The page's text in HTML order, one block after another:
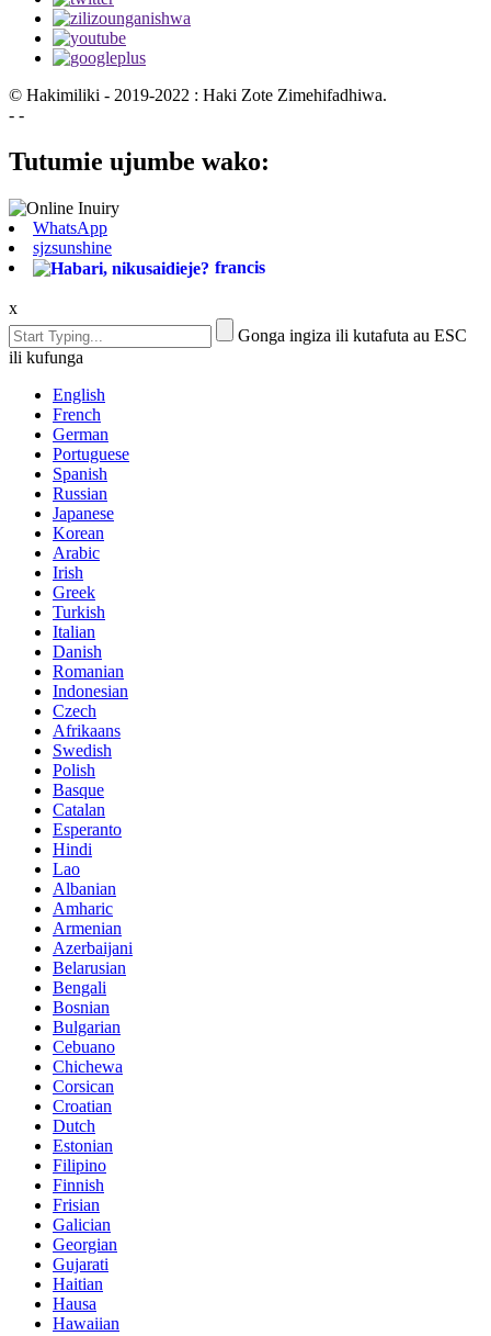
© Hakimiliki - 2019-2022 : Haki Zote Zimehifadhiwa.
- -
Tutumie ujumbe wako:
WhatsApp
sjzsunshine
francis
x
Gonga ingiza ili kutafuta au ESC
ili kufunga
English
French
German
Portuguese
Spanish
Russian
Japanese
Korean
Arabic
Irish
Greek
Turkish
Italian
Danish
Romanian
Indonesian
Czech
Afrikaans
Swedish
Polish
Basque
Catalan
Esperanto
Hindi
Lao
Albanian
Amharic
Armenian
Azerbaijani
Belarusian
Bengali
Bosnian
Bulgarian
Cebuano
Chichewa
Corsican
Croatian
Dutch
Estonian
Filipino
Finnish
Frisian
Galician
Georgian
Gujarati
Haitian
Hausa
Hawaiian